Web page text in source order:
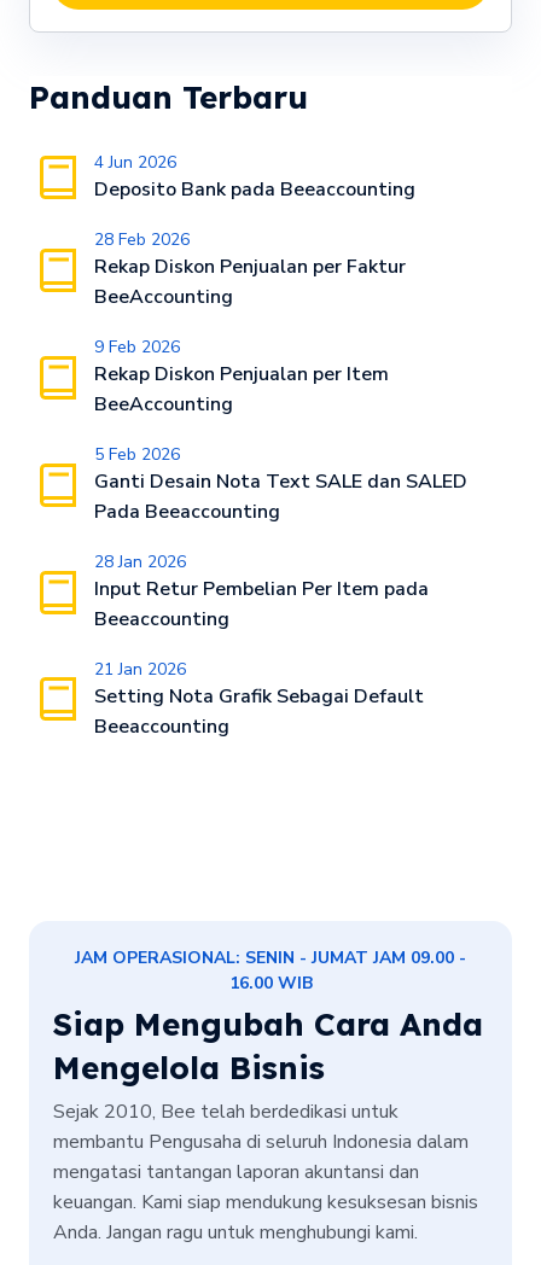
Panduan Terbaru
4 Jun 2026
Deposito Bank pada Beeaccounting
28 Feb 2026
Rekap Diskon Penjualan per Faktur
BeeAccounting
9 Feb 2026
Rekap Diskon Penjualan per Item
BeeAccounting
5 Feb 2026
Ganti Desain Nota Text SALE dan SALED
Pada Beeaccounting
28 Jan 2026
Input Retur Pembelian Per Item pada
Beeaccounting
21 Jan 2026
Setting Nota Grafik Sebagai Default
Beeaccounting
JAM OPERASIONAL: SENIN - JUMAT JAM 09.00 -
16.00 WIB
Siap Mengubah Cara Anda
Mengelola Bisnis
Sejak 2010, Bee telah berdedikasi untuk
membantu Pengusaha di seluruh Indonesia dalam
mengatasi tantangan laporan akuntansi dan
keuangan. Kami siap mendukung kesuksesan bisnis
Anda. Jangan ragu untuk menghubungi kami.